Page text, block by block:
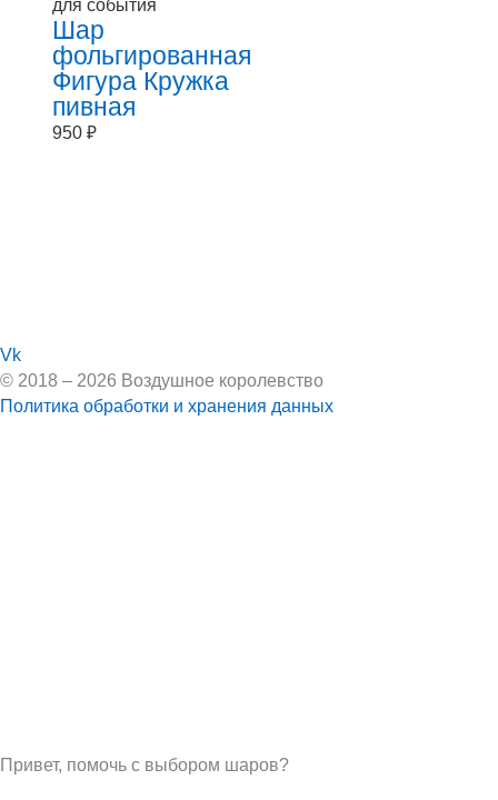
для события
Шар
фольгированная
Фигура Кружка
пивная
950 ₽
Vk
© 2018 – 2026 Воздушное королевство
Политика обработки и хранения данных
Привет, помочь с выбором шаров?